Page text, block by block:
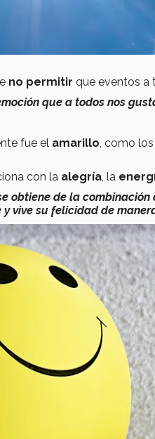
no permitir que eventos a
que a todos nos
fue el amarillo, como
con la alegría, la
obtiene de la
vive su felicidad de